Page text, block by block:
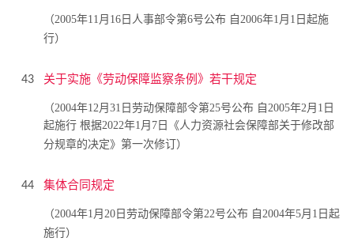
（2005年11月16日人事部令第6号公布 自2006年1月1日起施
行）
43 关于实施《劳动保障监察条例》若干规定
（2004年12月31日劳动保障部令第25号公布 自2005年2月1日
起施行 根据2022年1月7日《人力资源社会保障部关于修改部
分规章的决定》第一次修订）
44 集体合同规定
（2004年1月20日劳动保障部令第22号公布 自2004年5月1日起
施行）